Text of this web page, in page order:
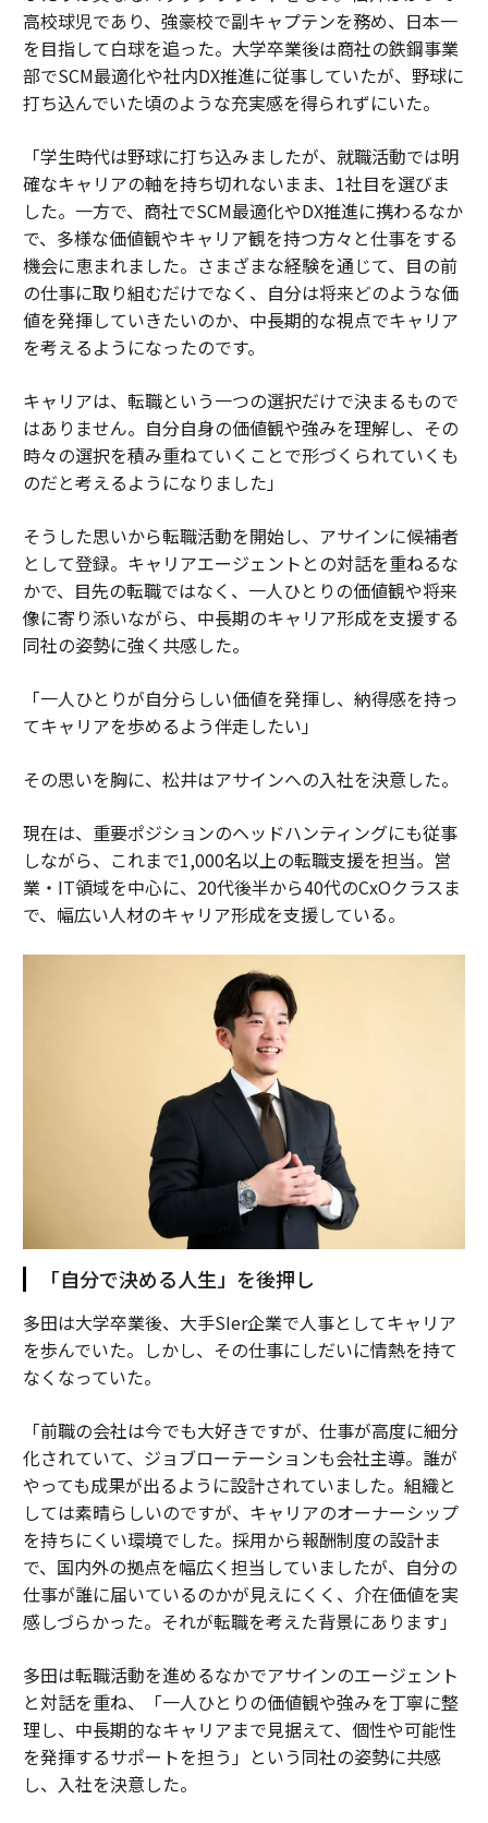
高校球児であり、強豪校で副キャプテンを務め、日本一
を目指して白球を追った。大学卒業後は商社の鉄鋼事業
部でSCM最適化や社内DX推進に従事していたが、野球に
打ち込んでいた頃のような充実感を得られずにいた。
「学生時代は野球に打ち込みましたが、就職活動では明
確なキャリアの軸を持ち切れないまま、1社目を選びま
した。一方で、商社でSCM最適化やDX推進に携わるなか
で、多様な価値観やキャリア観を持つ方々と仕事をする
機会に恵まれました。さまざまな経験を通じて、目の前
の仕事に取り組むだけでなく、自分は将来どのような価
値を発揮していきたいのか、中長期的な視点でキャリア
を考えるようになったのです。
キャリアは、転職という一つの選択だけで決まるもので
はありません。自分自身の価値観や強みを理解し、その
時々の選択を積み重ねていくことで形づくられていくも
のだと考えるようになりました」
そうした思いから転職活動を開始し、アサインに候補者
として登録。キャリアエージェントとの対話を重ねるな
かで、目先の転職ではなく、一人ひとりの価値観や将来
像に寄り添いながら、中長期のキャリア形成を支援する
同社の姿勢に強く共感した。
「一人ひとりが自分らしい価値を発揮し、納得感を持っ
てキャリアを歩めるよう伴走したい」
その思いを胸に、松井はアサインへの入社を決意した。
現在は、重要ポジションのヘッドハンティングにも従事
しながら、これまで1,000名以上の転職支援を担当。営
業・IT領域を中心に、20代後半から40代のCxOクラスま
で、幅広い人材のキャリア形成を支援している。
「自分で決める人生」を後押し
多田は大学卒業後、大手SIer企業で人事としてキャリア
を歩んでいた。しかし、その仕事にしだいに情熱を持て
なくなっていた。
「前職の会社は今でも大好きですが、仕事が高度に細分
化されていて、ジョブローテーションも会社主導。誰が
やっても成果が出るように設計されていました。組織と
しては素晴らしいのですが、キャリアのオーナーシップ
を持ちにくい環境でした。採用から報酬制度の設計ま
で、国内外の拠点を幅広く担当していましたが、自分の
仕事が誰に届いているのかが見えにくく、介在価値を実
感しづらかった。それが転職を考えた背景にあります」
多田は転職活動を進めるなかでアサインのエージェント
と対話を重ね、「一人ひとりの価値観や強みを丁寧に整
理し、中長期的なキャリアまで見据えて、個性や可能性
を発揮するサポートを担う」という同社の姿勢に共感
し、入社を決意した。